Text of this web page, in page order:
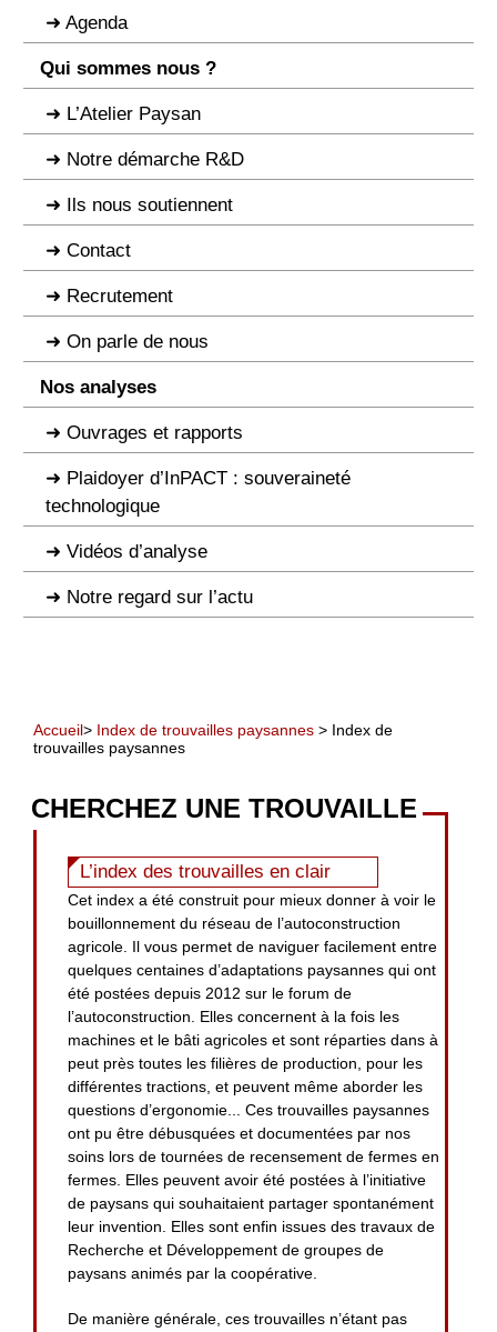
Agenda
Qui sommes nous ?
L’Atelier Paysan
Notre démarche R&D
Ils nous soutiennent
Contact
Recrutement
On parle de nous
Nos analyses
Ouvrages et rapports
Plaidoyer d’InPACT : souveraineté
technologique
Vidéos d’analyse
Notre regard sur l’actu
Accueil> Index de trouvailles paysannes > Index de
trouvailles paysannes
CHERCHEZ UNE TROUVAILLE
L’index des trouvailles en clair
Cet index a été construit pour mieux donner à voir le
bouillonnement du réseau de l’autoconstruction
agricole. Il vous permet de naviguer facilement entre
quelques centaines d’adaptations paysannes qui ont
été postées depuis 2012 sur le forum de
l’autoconstruction. Elles concernent à la fois les
machines et le bâti agricoles et sont réparties dans à
peut près toutes les filières de production, pour les
différentes tractions, et peuvent même aborder les
questions d’ergonomie... Ces trouvailles paysannes
ont pu être débusquées et documentées par nos
soins lors de tournées de recensement de fermes en
fermes. Elles peuvent avoir été postées à l’initiative
de paysans qui souhaitaient partager spontanément
leur invention. Elles sont enfin issues des travaux de
Recherche et Développement de groupes de
paysans animés par la coopérative.
De manière générale, ces trouvailles n’étant pas